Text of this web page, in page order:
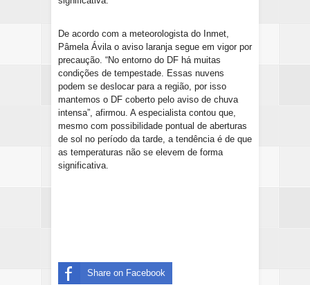
De acordo com a meteorologista do Inmet,
Pâmela Ávila o aviso laranja segue em vigor por
precaução. “No entorno do DF há muitas
condições de tempestade. Essas nuvens
podem se deslocar para a região, por isso
mantemos o DF coberto pelo aviso de chuva
intensa”, afirmou. A especialista contou que,
mesmo com possibilidade pontual de aberturas
de sol no período da tarde, a tendência é de que
as temperaturas não se elevem de forma
significativa.
Share on Facebook